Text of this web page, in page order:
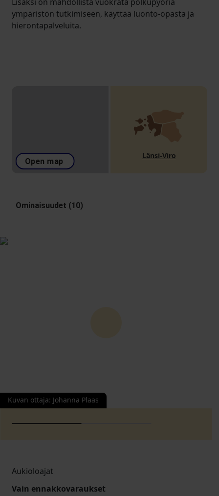
ympäristön tutkimiseen, käyttää luonto-opasta ja
hierontapalveluita.
Open map
Länsi-Viro
Ominaisuudet (10)
Kuvan ottaja: Johanna Plaas
Aukioloajat
Vain ennakkovaraukset